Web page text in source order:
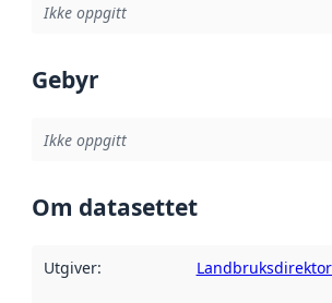
Ikke oppgitt
Gebyr
Ikke oppgitt
Om datasettet
Utgiver: